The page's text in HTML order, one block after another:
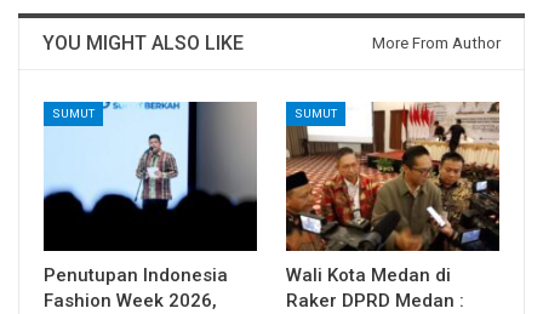
YOU MIGHT ALSO LIKE More From Author
SUMUT
Penutupan Indonesia
Fashion Week 2026,
SUMUT
Wali Kota Medan di
Raker DPRD Medan :